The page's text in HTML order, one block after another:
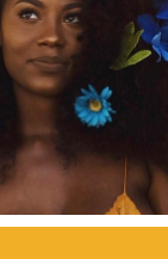
DE ORIGEM